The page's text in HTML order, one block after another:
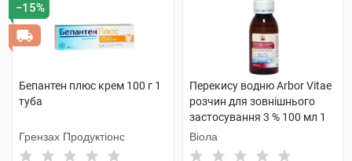
−15%
Бепантен плюс крем 100 г 1
туба
Грензах Продуктіонс
Перекису водню Arbor Vitae
розчин для зовнішнього
застосування 3 % 100 мл 1
флакон
Віола